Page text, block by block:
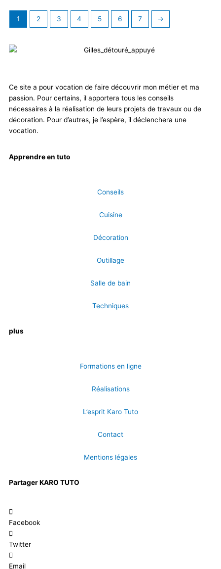
1 2 3 4 5 6 7 →
Ce site a pour vocation de faire découvrir mon métier et ma
passion. Pour certains, il apportera tous les conseils
nécessaires à la réalisation de leurs projets de travaux ou de
décoration. Pour d’autres, je l’espère, il déclenchera une
vocation.
Apprendre en tuto
Conseils
Cuisine
Décoration
Outillage
Salle de bain
Techniques
plus
Formations en ligne
Réalisations
L’esprit Karo Tuto
Contact
Mentions légales
Partager KARO TUTO
Facebook
Twitter
Email